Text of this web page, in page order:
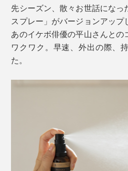
この表記は、ニュージーランド
指標であり、「マヌカハニー」
ールに基づき、厳しい検査をク
レスフリー。
効率よりも品質を第一に、ミツ
がら、ハチミツやプロポリスづ
先シーズン、散々お世話になっ
スプレー」がバージョンアップ
あのイケボ俳優の平山さんと
ワクワク。早速、外出の際、
た。